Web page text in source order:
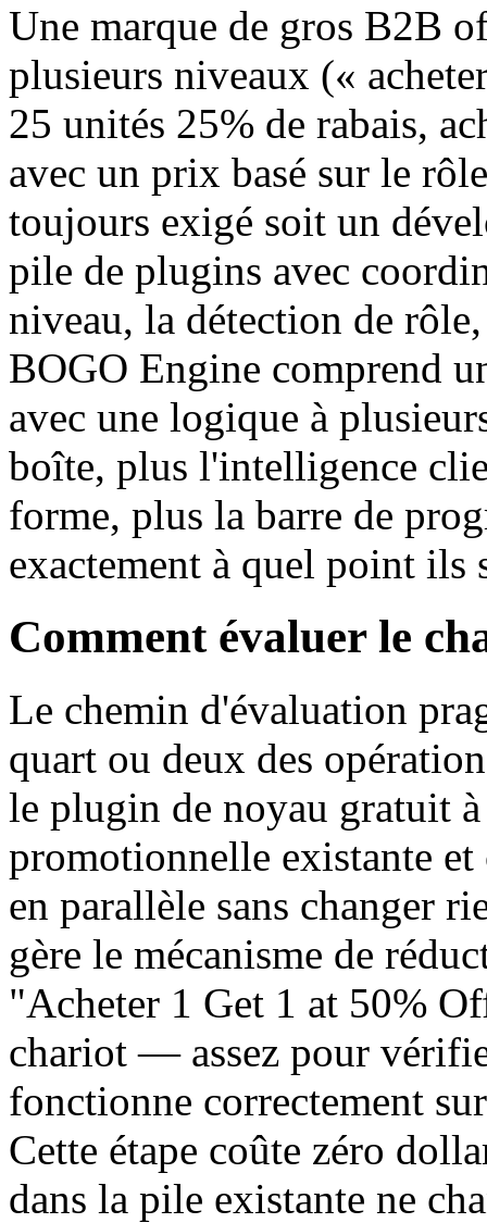
Une marque de gros B2B
plusieurs niveaux («
25 unités 25% de rabais,
avec un prix basé sur le
toujours exigé soit un
pile de plugins avec
niveau, la détection de
BOGO Engine comprend
avec une logique à
boîte, plus l'intelligence
forme, plus la barre de
exactement à quel point ils
Comment évaluer le
Le chemin d'évaluation
quart ou deux des
le plugin de noyau gratuit
promotionnelle existante
en parallèle sans changer
gère le mécanisme de
"Acheter 1 Get 1 at 50%
chariot — assez pour
fonctionne correctement
Cette étape coûte zéro
dans la pile existante ne